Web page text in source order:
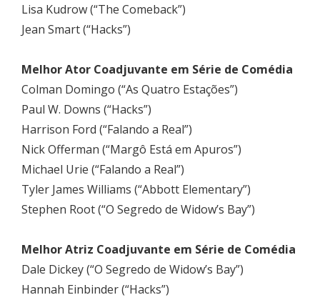
Lisa Kudrow (“The Comeback”)
Jean Smart (“Hacks”)
Melhor Ator Coadjuvante em Série de Comédia
Colman Domingo (“As Quatro Estações”)
Paul W. Downs (“Hacks”)
Harrison Ford (“Falando a Real”)
Nick Offerman (“Margô Está em Apuros”)
Michael Urie (“Falando a Real”)
Tyler James Williams (“Abbott Elementary”)
Stephen Root (“O Segredo de Widow’s Bay”)
Melhor Atriz Coadjuvante em Série de Comédia
Dale Dickey (“O Segredo de Widow’s Bay”)
Hannah Einbinder (“Hacks”)